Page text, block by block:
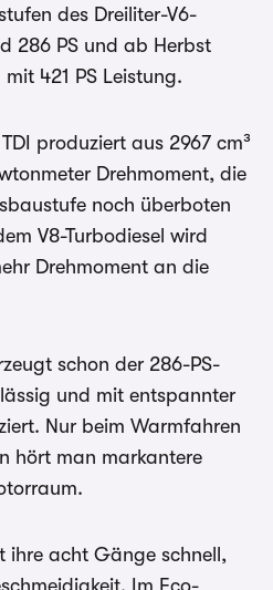
des Dreiliter-V6-
286 PS und ab Herbst
421 PS Leistung.
produziert aus 2967 cm³
Drehmoment, die
noch überboten
V8-Turbodiesel wird
Drehmoment an die
schon der 286-PS-
und mit entspannter
Nur beim Warmfahren
hört man markantere
ihre acht Gänge schnell,
Im Eco-